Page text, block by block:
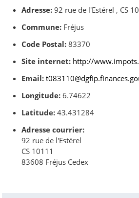
Adresse: 92 rue de l'Estérel , CS
Commune: Fréjus
Code Postal: 83370
Site internet: http://
Email:
Longitude: 6.74622
Latitude: 43.431284
Adresse courrier:
92 rue de l'Estérel
CS 10111
83608 Fréjus Cedex